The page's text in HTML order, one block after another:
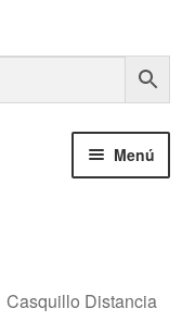
Menú
Casquillo Distancia